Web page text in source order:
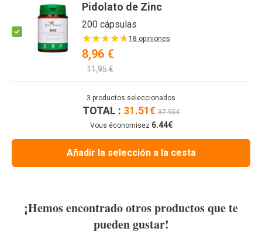
Pidolato de Zinc
200 cápsulas
18 opiniones
8,96 €
11,95 €
3 productos seleccionados
TOTAL : 31.51€37.95€
Vous économisez 6.44€
Añadir la selección a la cesta
¡Hemos encontrado otros productos que te
pueden gustar!